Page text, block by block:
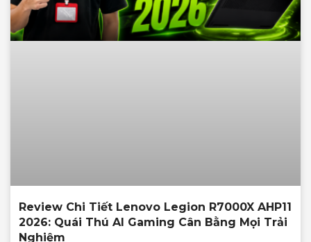
Review Chi Tiết Lenovo Legion R7000X AHP11
2026: Quái Thú AI Gaming Cân Bằng Mọi Trải
Nghiệm